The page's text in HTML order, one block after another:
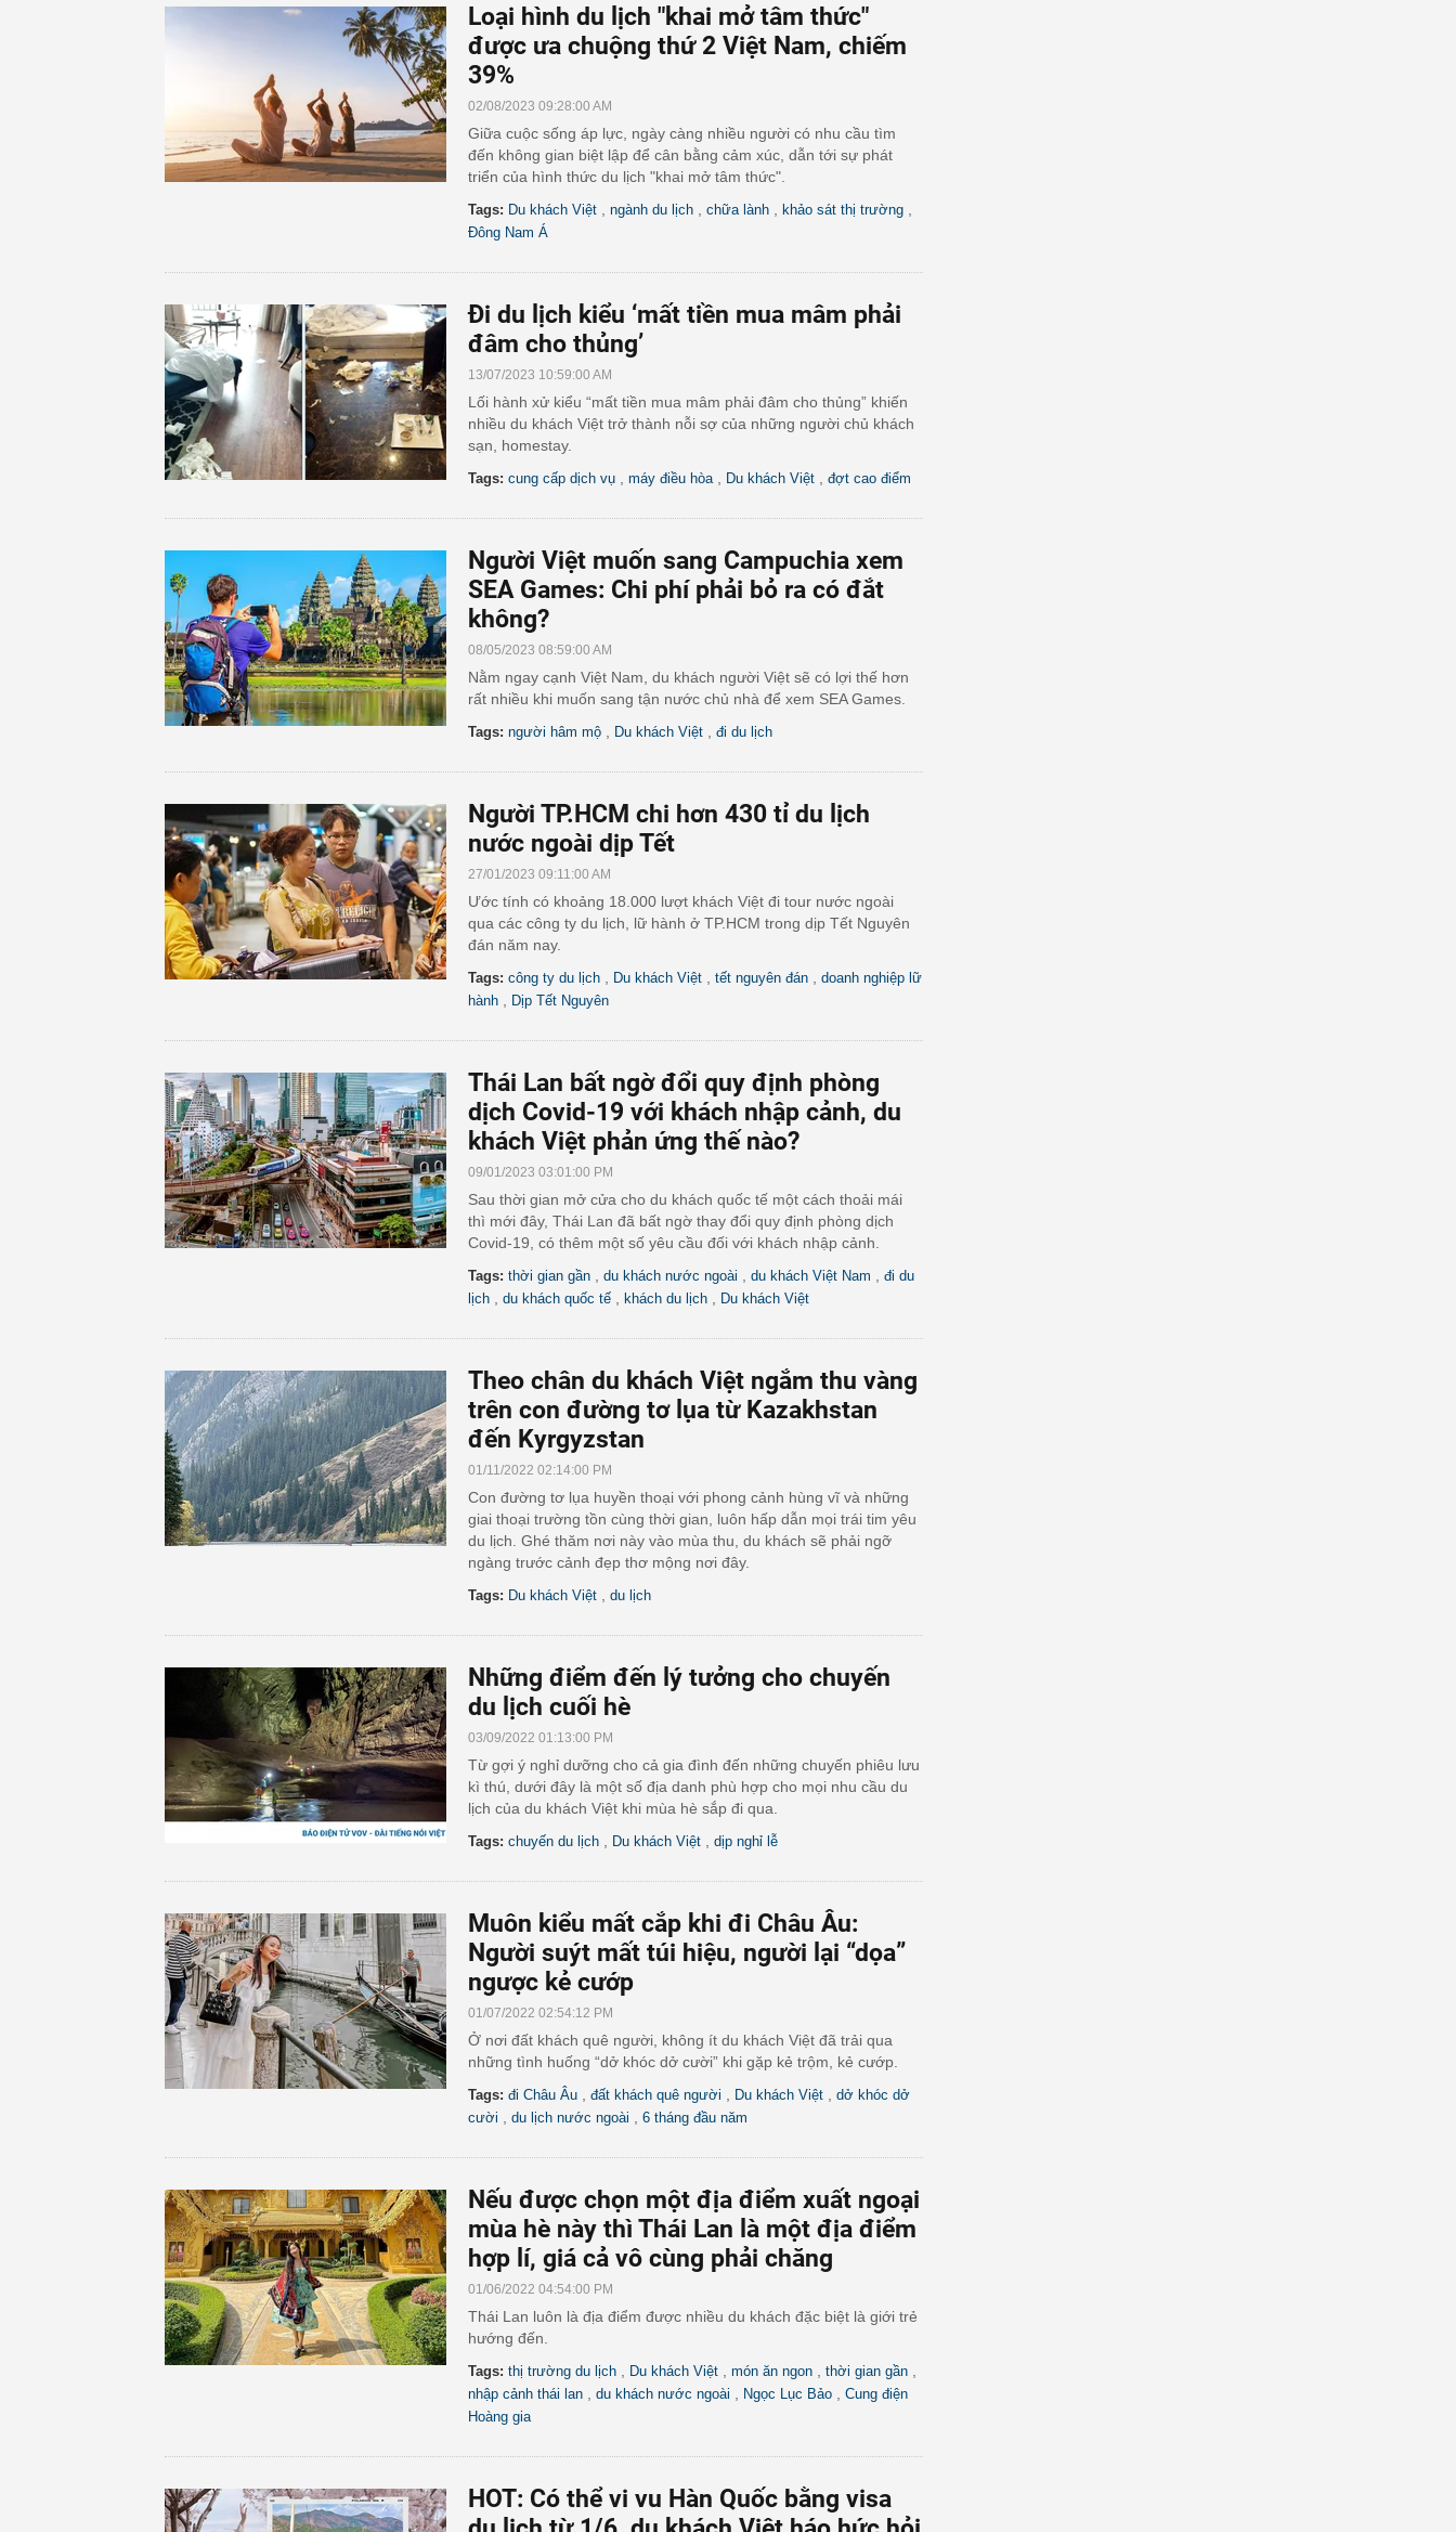
Loại hình du lịch "khai mở tâm thức"
được ưa chuộng thứ 2 Việt Nam, chiếm
39%
02/08/2023 09:28:00 AM
Giữa cuộc sống áp lực, ngày càng nhiều người có nhu cầu tìm
đến không gian biệt lập để cân bằng cảm xúc, dẫn tới sự phát
triển của hình thức du lịch "khai mở tâm thức".
Tags: Du khách Việt ngành du lịch chữa lành khảo sát thị trường
Đông Nam Á
Đi du lịch kiểu ‘mất tiền mua mâm phải
đâm cho thủng’
13/07/2023 10:59:00 AM
Lối hành xử kiểu “mất tiền mua mâm phải đâm cho thủng” khiến
nhiều du khách Việt trở thành nỗi sợ của những người chủ khách
sạn, homestay.
Tags: cung cấp dịch vụ máy điều hòa Du khách Việt đợt cao điểm
Người Việt muốn sang Campuchia xem
SEA Games: Chi phí phải bỏ ra có đắt
không?
08/05/2023 08:59:00 AM
Nằm ngay cạnh Việt Nam, du khách người Việt sẽ có lợi thế hơn
rất nhiều khi muốn sang tận nước chủ nhà để xem SEA Games.
Tags: người hâm mộ Du khách Việt đi du lịch
Người TP.HCM chi hơn 430 tỉ du lịch
nước ngoài dịp Tết
27/01/2023 09:11:00 AM
Ước tính có khoảng 18.000 lượt khách Việt đi tour nước ngoài
qua các công ty du lịch, lữ hành ở TP.HCM trong dịp Tết Nguyên
đán năm nay.
Tags: công ty du lịch Du khách Việt tết nguyên đán
doanh nghiệp lữ
hành
Dịp Tết Nguyên
Thái Lan bất ngờ đổi quy định phòng
dịch Covid-19 với khách nhập cảnh, du
khách Việt phản ứng thế nào?
09/01/2023 03:01:00 PM
Sau thời gian mở cửa cho du khách quốc tế một cách thoải mái
thì mới đây, Thái Lan đã bất ngờ thay đổi quy định phòng dịch
Covid-19, có thêm một số yêu cầu đối với khách nhập cảnh.
Tags: thời gian gần du khách nước ngoài du khách Việt Nam
đi du
lịch
du khách quốc tế khách du lịch Du khách Việt
Theo chân du khách Việt ngắm thu vàng
trên con đường tơ lụa từ Kazakhstan
đến Kyrgyzstan
01/11/2022 02:14:00 PM
Con đường tơ lụa huyền thoại với phong cảnh hùng vĩ và những
giai thoại trường tồn cùng thời gian, luôn hấp dẫn mọi trái tim yêu
du lịch. Ghé thăm nơi này vào mùa thu, du khách sẽ phải ngỡ
ngàng trước cảnh đẹp thơ mộng nơi đây.
Tags: Du khách Việt du lịch
Những điểm đến lý tưởng cho chuyến
du lịch cuối hè
03/09/2022 01:13:00 PM
Từ gợi ý nghỉ dưỡng cho cả gia đình đến những chuyến phiêu lưu
kì thú, dưới đây là một số địa danh phù hợp cho mọi nhu cầu du
lịch của du khách Việt khi mùa hè sắp đi qua.
Tags: chuyến du lịch Du khách Việt dịp nghỉ lễ
Muôn kiểu mất cắp khi đi Châu Âu:
Người suýt mất túi hiệu, người lại “dọa”
ngược kẻ cướp
01/07/2022 02:54:12 PM
Ở nơi đất khách quê người, không ít du khách Việt đã trải qua
những tình huống “dở khóc dở cười” khi gặp kẻ trộm, kẻ cướp.
Tags: đi Châu Âu đất khách quê người Du khách Việt
dở khóc dở
cười
du lịch nước ngoài 6 tháng đầu năm
Nếu được chọn một địa điểm xuất ngoại
mùa hè này thì Thái Lan là một địa điểm
hợp lí, giá cả vô cùng phải chăng
01/06/2022 04:54:00 PM
Thái Lan luôn là địa điểm được nhiều du khách đặc biệt là giới trẻ
hướng đến.
Tags: thị trường du lịch Du khách Việt món ăn ngon thời gian gần
nhập cảnh thái lan du khách nước ngoài Ngọc Lục Bảo
Cung điện
Hoàng gia
HOT: Có thể vi vu Hàn Quốc bằng visa